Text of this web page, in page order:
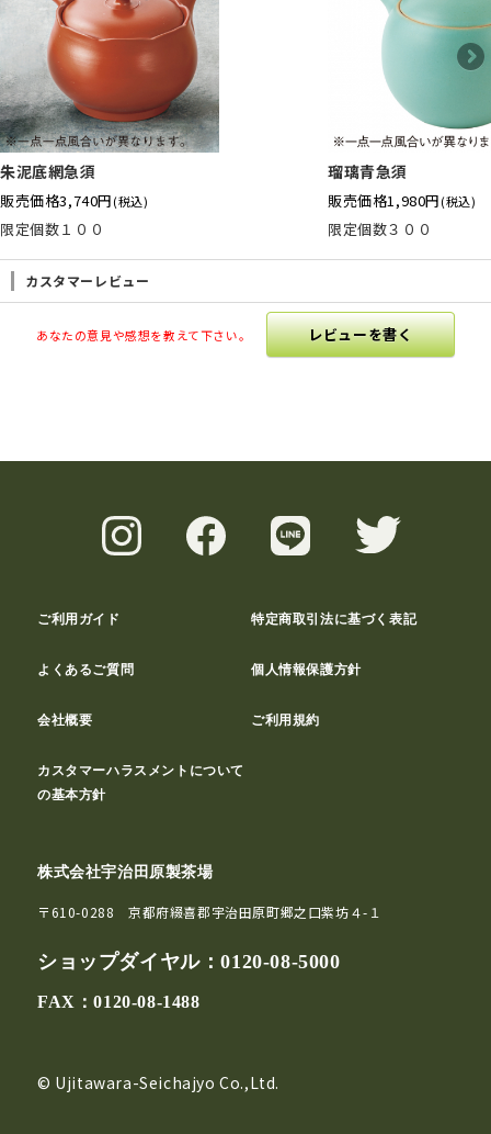
朱泥底網急須
販売価格3,740円(税込)
限定個数１００
瑠璃青急須
販売価格1,980円(税込)
限定個数３００
カスタマーレビュー
あなたの意見や感想を教えて下さい。 レビューを書く
ご利用ガイド 特定商取引法に基づく表記
よくあるご質問 個人情報保護方針
会社概要 ご利用規約
カスタマーハラスメントについて
の基本方針
株式会社宇治田原製茶場
〒610-0288 京都府綴喜郡宇治田原町郷之口紫坊４-１
ショップダイヤル：0120-08-5000
FAX：0120-08-1488
© Ujitawara-Seichajyo Co.,Ltd.